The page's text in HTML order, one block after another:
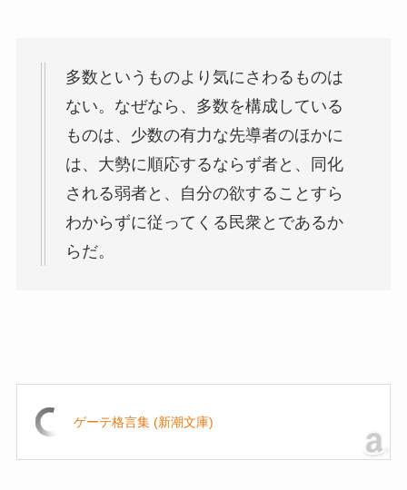
多数というものより気にさわるものは
ない。なぜなら、多数を構成している
ものは、少数の有力な先導者のほかに
は、大勢に順応するならず者と、同化
される弱者と、自分の欲することすら
わからずに従ってくる民衆とであるか
らだ。
ゲーテ格言集 (新潮文庫)